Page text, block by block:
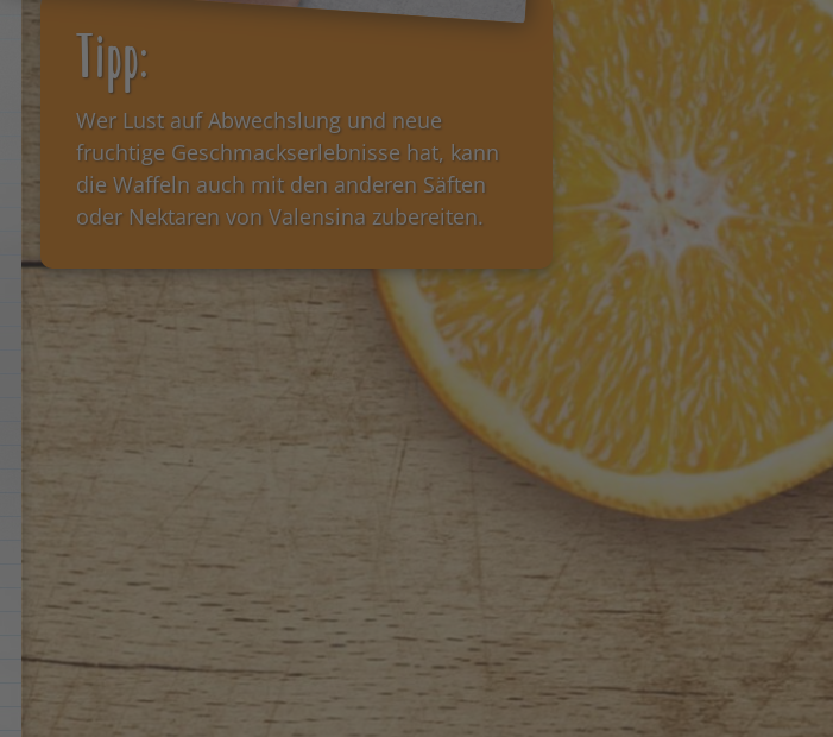
Tipp:
Wer Lust auf Abwechslung und neue
fruchtige Geschmackserlebnisse hat, kann
die Waffeln auch mit den anderen Säften
oder Nektaren von Valensina zubereiten.